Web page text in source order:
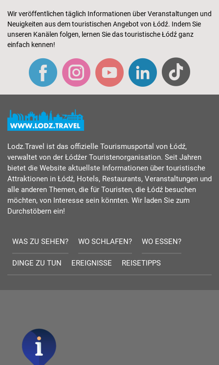
Wir veröffentlichen täglich Informationen über Veranstaltungen und
Neuigkeiten aus dem touristischen Angebot von Łódź. Indem Sie
unseren Kanälen folgen, lernen Sie das touristische Łódź ganz
einfach kennen!
Lodz.Travel ist das offizielle Tourismusportal von Łódź,
verwaltet von der Łódźer Touristenorganisation. Seit Jahren
bietet die Website aktuellste Informationen über touristische
Attraktionen in Łódź, Hotels, Restaurants, Veranstaltungen und
alle anderen Themen, die für Touristen, die Łódź besuchen
möchten, von Interesse sein könnten. Wir laden Sie zum
Durchstöbern ein!
WAS ZU SEHEN? WO SCHLAFEN? WO ESSEN?
DINGE ZU TUN EREIGNISSE REISETIPPS